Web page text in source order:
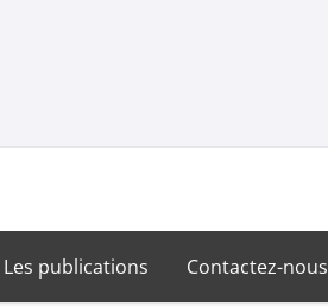
Les publications Contactez-nous